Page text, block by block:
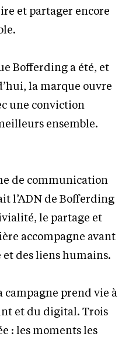
et partager encore
Bofferding a été, et
la marque ouvre
une conviction
ensemble.
de communication
l’ADN de Bofferding
le partage et
accompagne avant
des liens humains.
campagne prend vie à
et du digital. Trois
: les moments les